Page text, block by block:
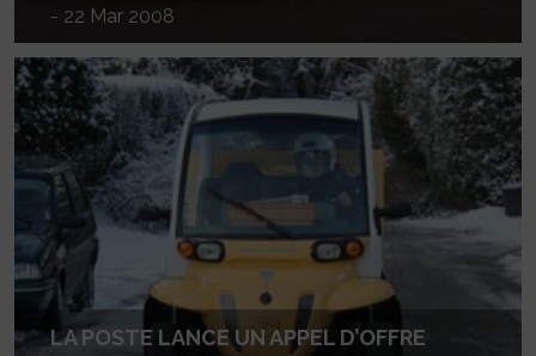
- 22 Mar 2008
LA POSTE LANCE UN APPEL D’OFFRE